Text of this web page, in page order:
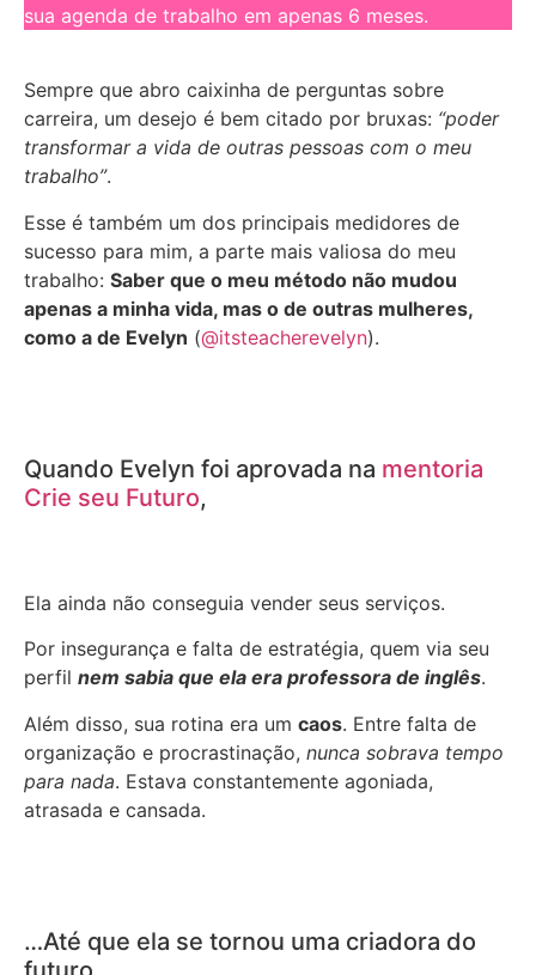
sua agenda de trabalho em apenas 6 meses.
Sempre que abro caixinha de perguntas sobre
carreira, um desejo é bem citado por bruxas: “poder
transformar a vida de outras pessoas com o meu
trabalho”.
Esse é também um dos principais medidores de
sucesso para mim, a parte mais valiosa do meu
trabalho: Saber que o meu método não mudou
apenas a minha vida, mas o de outras mulheres,
como a de Evelyn (@itsteacherevelyn).
Quando Evelyn foi aprovada na mentoria
Crie seu Futuro,
Ela ainda não conseguia vender seus serviços.
Por insegurança e falta de estratégia, quem via seu
perfil nem sabia que ela era professora de inglês.
Além disso, sua rotina era um caos. Entre falta de
organização e procrastinação, nunca sobrava tempo
para nada. Estava constantemente agoniada,
atrasada e cansada.
…Até que ela se tornou uma criadora do